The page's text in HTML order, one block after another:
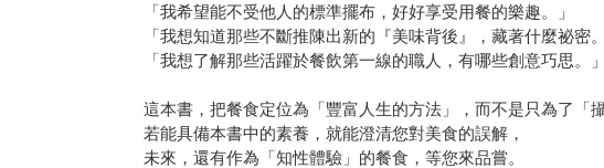
「我希望能不受他人的標準擺布，好好享受用餐的樂趣。」
「我想知道那些不斷推陳出新的『美味背後』，藏著什麼祕密。
「我想了解那些活躍於餐飲第一線的職人，有哪些創意巧思。」
這本書，把餐食定位為「豐富人生的方法」，而不是只為了「攝
若能具備本書中的素養，就能澄清您對美食的誤解，
未來，還有作為「知性體驗」的餐食，等您來品嘗。